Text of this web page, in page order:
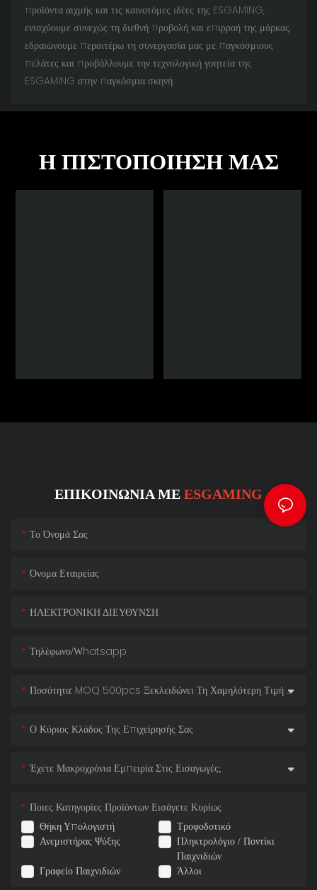
προϊόντα αιχμής και τις καινοτόμες ιδέες της ESGAMING,
ενισχύουμε συνεχώς τη διεθνή προβολή και επιρροή της μάρκας,
εδραιώνουμε περαιτέρω τη συνεργασία μας με παγκόσμιους
πελάτες και προβάλλουμε την τεχνολογική γοητεία της
ESGAMING στην παγκόσμια σκηνή.
Η ΠΙΣΤΟΠΟΊΗΣΉ ΜΑΣ
ΕΠΙΚΟΙΝΩΝΊΑ ΜΕ ESGAMING
Το Όνομά Σας
Όνομα Εταιρείας
ΗΛΕΚΤΡΟΝΙΚΗ ΔΙΕΥΘΥΝΣΗ
Τηλέφωνο/whatsapp
Ποσότητα: MOQ 500pcs Ξεκλειδώνει Τη Χαμηλότερη Τιμή Μας!
Ο Κύριος Κλάδος Της Επιχείρησής Σας
Έχετε Μακροχρόνια Εμπειρία Στις Εισαγωγές;
Θήκη Υπολογιστή
Τροφοδοτικό
Ανεμιστήρας Ψύξης
Πληκτρολόγιο / Ποντίκι
Παιχνιδιών
Γραφείο Παιχνιδιών
Άλλοι
Ποιες Κατηγορίες Προϊόντων Εισάγετε Κυρίως